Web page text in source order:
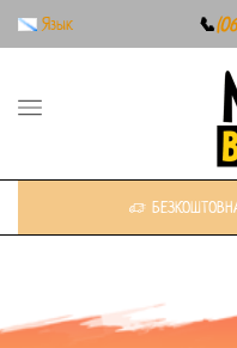
Язык 📞